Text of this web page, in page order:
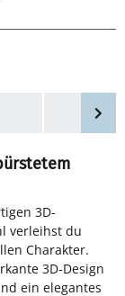
3D-
verleihst du
Charakter.
3D-Design
ein elegantes